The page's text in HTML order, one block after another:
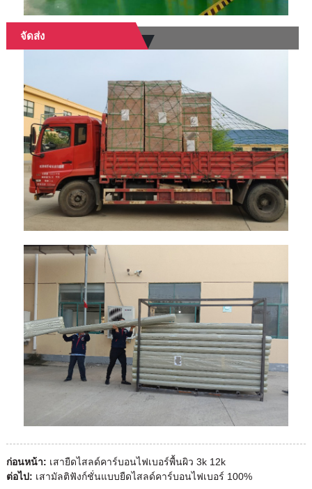
จัดส่ง
ก่อนหน้า: เสายืดไสลด์คาร์บอนไฟเบอร์พื้นผิว 3k 12k
ต่อไป: เสามัลติฟังก์ชั่นแบบยืดไสลด์คาร์บอนไฟเบอร์ 100%